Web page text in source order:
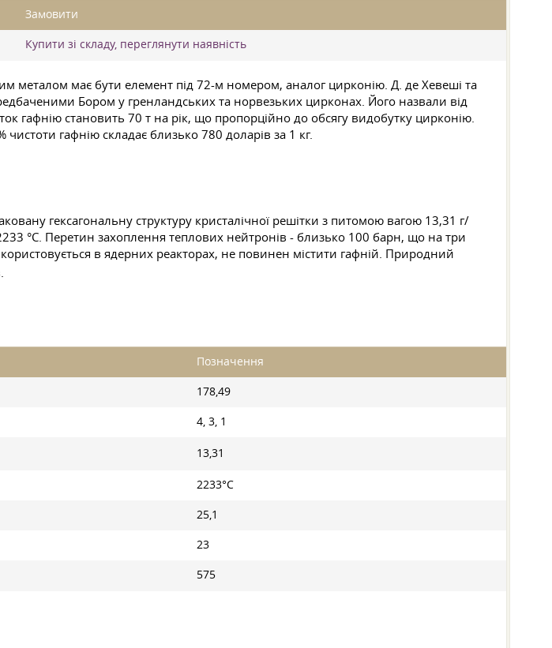
Замовити
Купити зі складу, переглянути наявність
металом має бути елемент під 72-м номером, аналог цирконію. Д. де Хевеші та
Бором у гренландських та норвезьких цирконах. Його назвали від
гафнію становить 70 т на рік, що пропорційно до обсягу видобутку цирконію.
гафнію складає близько 780 доларів за 1 кг.
гексагональну структуру кристалічної решітки з питомою вагою 13,31 г/
°C. Перетин захоплення теплових нейтронів - близько 100 барн, що на три
в ядерних реакторах, не повинен містити гафній. Природний
Позначення
178,49
4, 3, 1
13,31
2233°С
25,1
23
575